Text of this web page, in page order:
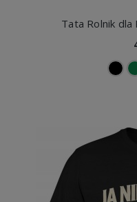
Tata Rolnik dla